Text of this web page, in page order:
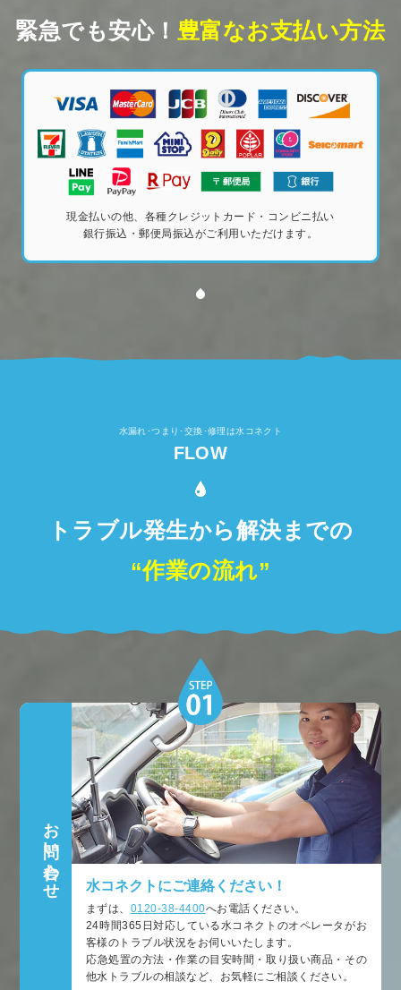
緊急でも安心！ 豊富なお支払い方法
現金払いの他、各種クレジットカード・コンビニ払い
銀行振込・郵便局振込がご利用いただけます。
水漏れ･つまり･交換･修理は水コネクト
FLOW
トラブル発生から解決までの
“作業の流れ”
お問い合わせ 水コネクトにご連絡ください！
まずは、 0120-38-4400へお電話ください。
24時間365日対応している水コネクトのオペレータがお
客様のトラブル状況をお伺いいたします。
応急処置の方法・作業の目安時間・取り扱い商品・その
他水トラブルの相談など、お気軽にご相談ください。